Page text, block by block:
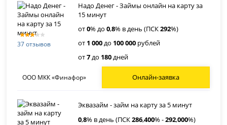
37 отзывов
Надо Денег - Займы онлайн на карту за
15 минут
от0% до0,8% в день (ПСК292%)
от 1 000до 100 000 рублей
от7до 180дней
ООО МКК «Финафор» Онлайн-заявка
Эквазайм - займ на карту за 5 минут
0,8% в день (ПСК286,400% -292,000%)